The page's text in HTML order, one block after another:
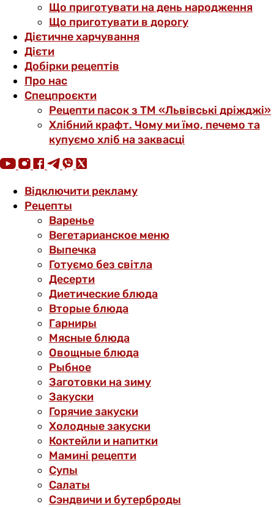
Що приготувати на день народження
Що приготувати в дорогу
Дієтичне харчування
Дієти
Добірки рецептів
Про нас
Спецпроєкти
Рецепти пасок з ТМ «Львівські дріжджі»
Хлібний крафт. Чому ми їмо, печемо та
купуємо хліб на заквасці
Відключити рекламу
Рецепты
Варенье
Вегетарианское меню
Выпечка
Готуємо без світла
Десерти
Диетические блюда
Вторые блюда
Гарниры
Мясные блюда
Овощные блюда
Рыбное
Заготовки на зиму
Закуски
Горячие закуски
Холодные закуски
Коктейли и напитки
Мамині рецепти
Супы
Салаты
Сэндвичи и бутерброды